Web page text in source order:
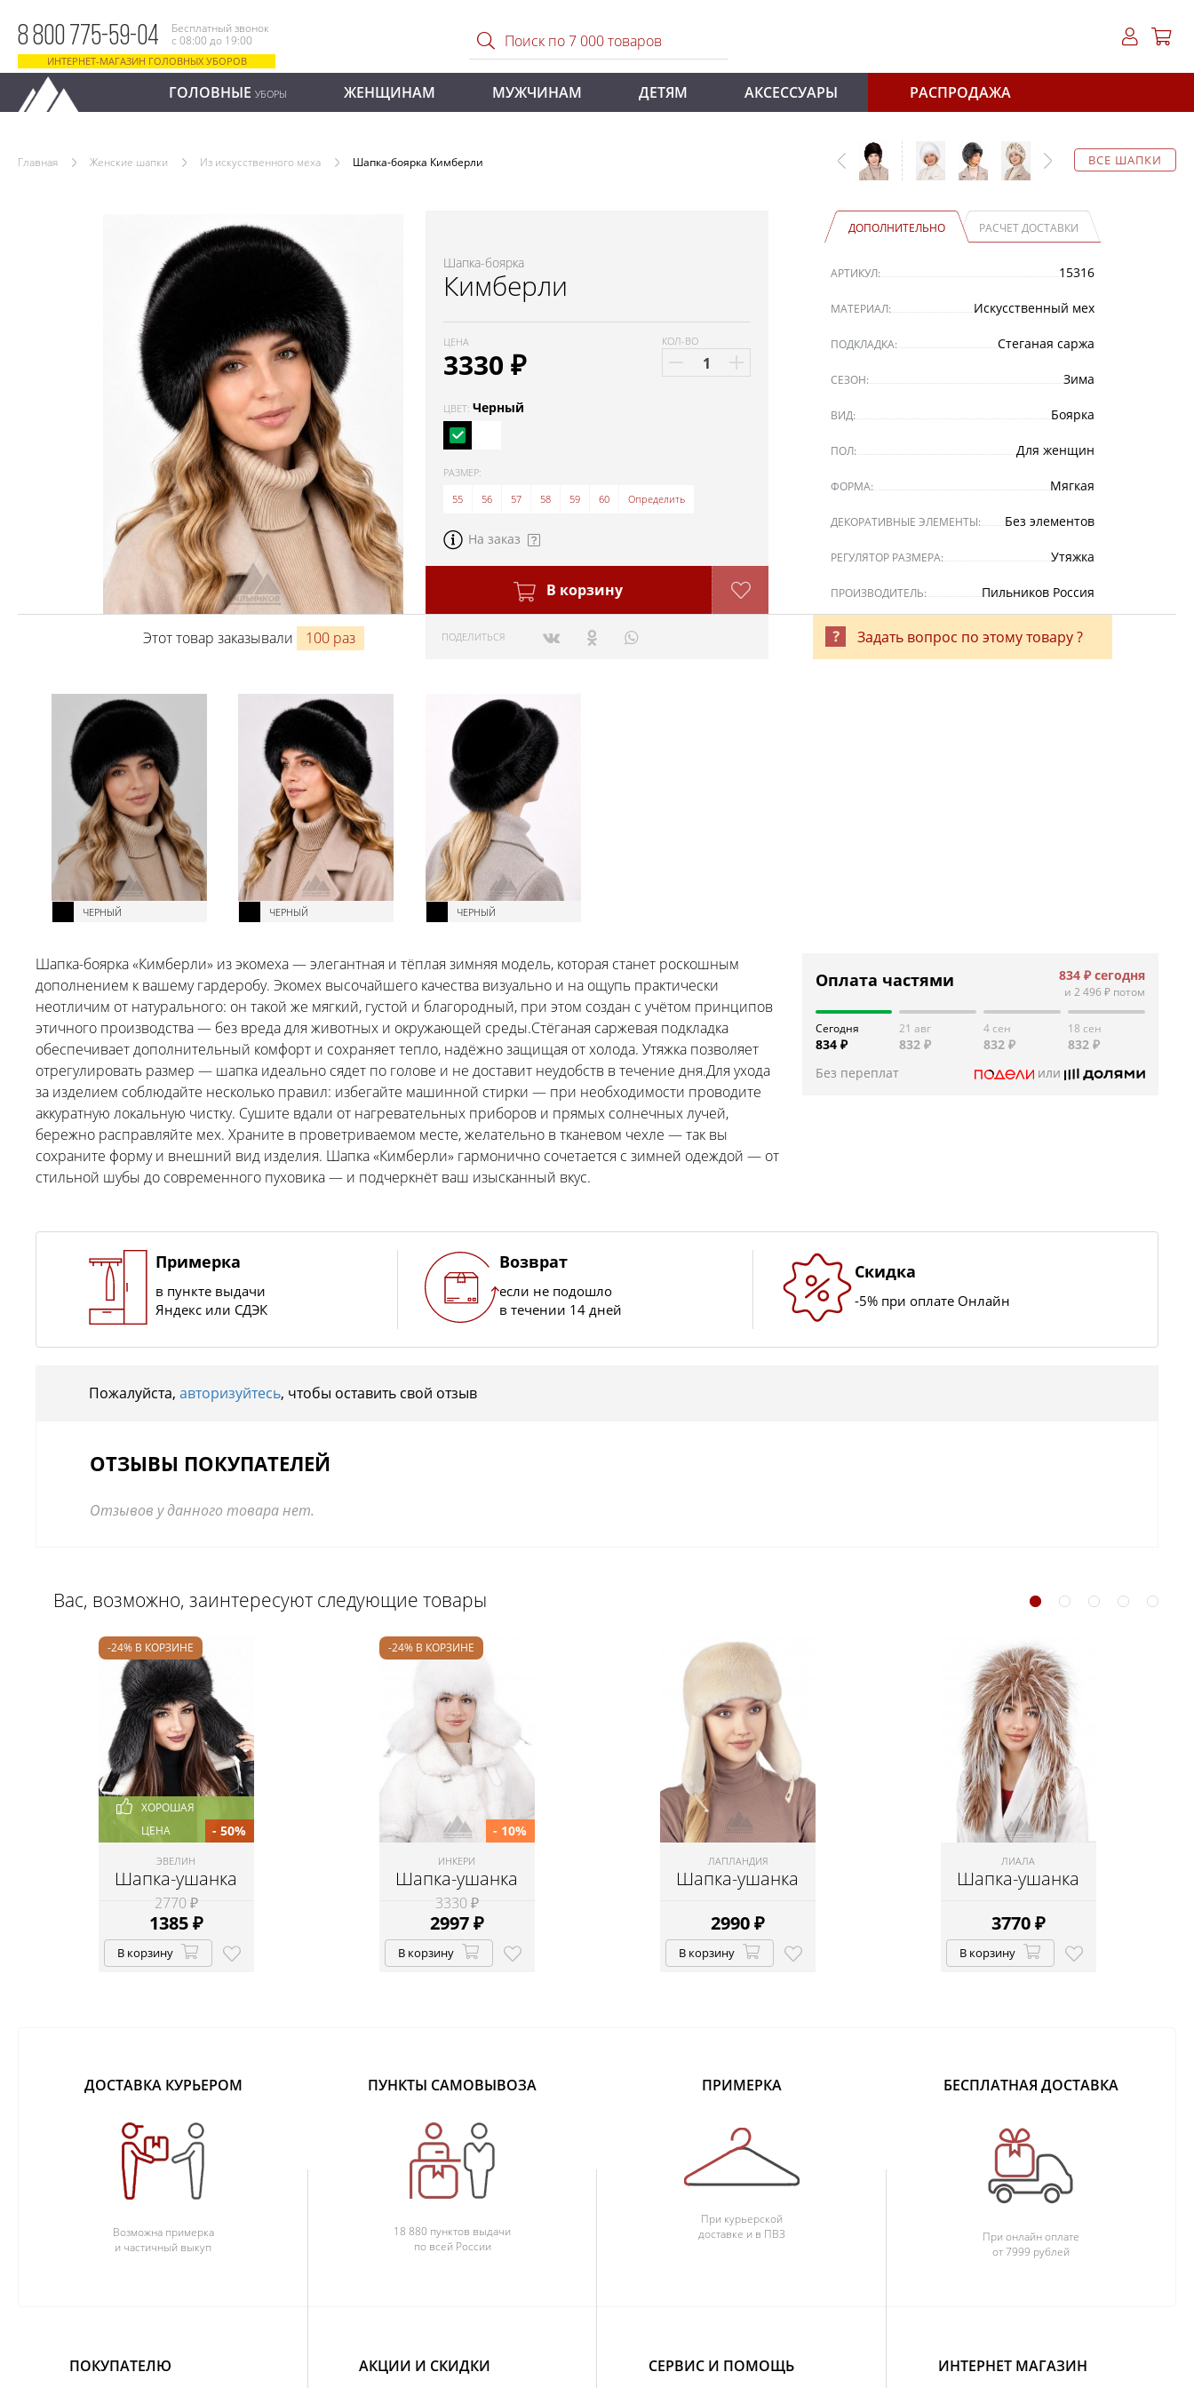
8 800 775-59-04
Бесплатный звонок
с 08:00 до 19:00
ИНТЕРНЕТ-МАГАЗИН ГОЛОВНЫХ УБОРОВ
ГОЛОВНЫЕ УБОРЫ ЖЕНЩИНАМ МУЖЧИНАМ ДЕТЯМ АКСЕССУАРЫ РАСПРОДАЖА
ВСЕ ШАПКИ
Главная Женские шапки Из искусственного меха Шапка-боярка Кимберли
Шапка-боярка
Кимберли
ЦЕНА
3330 ₽
КОЛ-ВО
ЦВЕТ: Черный
РАЗМЕР:
55
56 57 58 59 60 Определить
На заказ
В корзину
ПОДЕЛИТЬСЯ
ДОПОЛНИТЕЛЬНО РАСЧЕТ ДОСТАВКИ
АРТИКУЛ: 15316
МАТЕРИАЛ: Искусственный мех
ПОДКЛАДКА: Стеганая саржа
СЕЗОН: Зима
ВИД: Боярка
ПОЛ: Для женщин
ФОРМА: Мягкая
ДЕКОРАТИВНЫЕ ЭЛЕМЕНТЫ: Без элементов
РЕГУЛЯТОР РАЗМЕРА: Утяжка
ПРОИЗВОДИТЕЛЬ: Пильников Россия
Этот товар заказывали 100 раз Задать вопрос по этому товару ?
ЧЕРНЫЙ ЧЕРНЫЙ ЧЕРНЫЙ
Шапка-боярка «Кимберли» из экомеха — элегантная и тёплая зимняя модель, которая станет роскошным
дополнением к вашему гардеробу. Экомех высочайшего качества визуально и на ощупь практически
неотличим от натурального: он такой же мягкий, густой и благородный, при этом создан с учётом принципов
этичного производства — без вреда для животных и окружающей среды.Стёганая саржевая подкладка
обеспечивает дополнительный комфорт и сохраняет тепло, надёжно защищая от холода. Утяжка позволяет
отрегулировать размер — шапка идеально сядет по голове и не доставит неудобств в течение дня.Для ухода
за изделием соблюдайте несколько правил: избегайте машинной стирки — при необходимости проводите
аккуратную локальную чистку. Сушите вдали от нагревательных приборов и прямых солнечных лучей,
бережно расправляйте мех. Храните в проветриваемом месте, желательно в тканевом чехле — так вы
сохраните форму и внешний вид изделия. Шапка «Кимберли» гармонично сочетается с зимней одеждой — от
стильной шубы до современного пуховика — и подчеркнёт ваш изысканный вкус.
Оплата частями 834 ₽сегодня
и 2 496 ₽потом
Сегодня
834 ₽
21 авг
832 ₽
4 сен
832 ₽
18 сен
832 ₽
Без переплат
или
Примерка
в пункте выдачи
Яндекс или СДЭК
Возврат
если не подошло
в течении 14 дней
Скидка
-5% при оплате Онлайн
Пожалуйста, авторизуйтесь, чтобы оставить свой отзыв
ОТЗЫВЫ ПОКУПАТЕЛЕЙ
Отзывов у данного товара нет.
Вас, возможно, заинтересуют следующие товары
-24% В КОРЗИНЕ
ХОРОШАЯ
ЦЕНА
ЭВЕЛИН
Шапка-ушанка
2770 ₽
1385₽
- 50%
В корзину
-24% В КОРЗИНЕ
ИНКЕРИ
Шапка-ушанка
3330 ₽
2997₽
- 10%
В корзину
ЛАПЛАНДИЯ
Шапка-ушанка
2990₽
В корзину
ЛИАЛА
Шапка-ушанка
3770₽
В корзину
ДОСТАВКА КУРЬЕРОМ
Возможна примерка
и частичный выкуп
ПУНКТЫ САМОВЫВОЗА
18 880 пунктов выдачи
по всей России
ПРИМЕРКА
При курьерской
доставке и в ПВЗ
БЕСПЛАТНАЯ ДОСТАВКА
При онлайн оплате
от 7999 рублей
ПОКУПАТЕЛЮ
АКЦИИ И СКИДКИ СЕРВИС И ПОМОЩЬ ИНТЕРНЕТ МАГАЗИН